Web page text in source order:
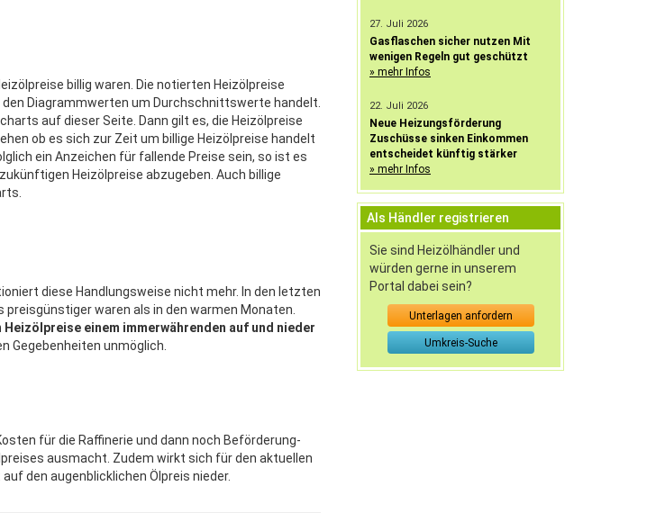
billig waren. Die notierten Heizölpreise
den Diagrammwerten um Durchschnittswerte handelt.
auf dieser Seite. Dann gilt es, die Heizölpreise
ob es sich zur Zeit um billige Heizölpreise handelt
ein Anzeichen für fallende Preise sein, so ist es
Heizölpreise abzugeben. Auch billige
diese Handlungsweise nicht mehr. In den letzten
waren als in den warmen Monaten.
einem immerwährenden auf und nieder
Gegebenheiten unmöglich.
für die Raffinerie und dann noch Beförderung-
ausmacht. Zudem wirkt sich für den aktuellen
den augenblicklichen Ölpreis nieder.
27. Juli 2026
Gasflaschen sicher nutzen Mit
wenigen Regeln gut geschützt
» mehr Infos
22. Juli 2026
Neue Heizungsförderung
Zuschüsse sinken Einkommen
entscheidet künftig stärker
» mehr Infos
Als Händler registrieren
Sie sind Heizölhändler und
würden gerne in unserem
Portal dabei sein?
Unterlagen anfordern
Umkreis-Suche